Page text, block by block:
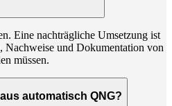
Eine nachträgliche Umsetzung ist
und Dokumentation von
müssen.
automatisch QNG?